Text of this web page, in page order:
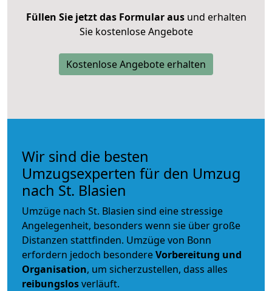
Füllen Sie jetzt das Formular ausund erhalten
Sie kostenlose Angebote
Kostenlose Angebote erhalten
Wir sind die besten
Umzugsexperten für den Umzug
nach St. Blasien
Umzüge nach St. Blasien sind eine stressige
Angelegenheit, besonders wenn sie über große
Distanzen stattfinden. Umzüge von Bonn
erfordern jedoch besondereVorbereitung und
Organisation, um sicherzustellen, dass alles
reibungslosverläuft.